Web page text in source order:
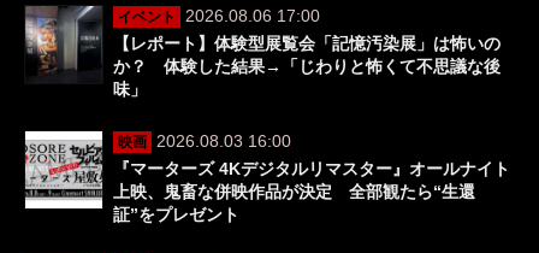
イベント
2026.08.06 17:00
【レポート】体験型展覧会「記憶汚染展」は怖いの
か？ 体験した結果→「じわりと怖くて不思議な後
味」
映画
2026.08.03 16:00
『マーターズ 4Kデジタルリマスター』オールナイト
上映、鬼畜な併映作品が決定 全部観たら“生還
証”をプレゼント